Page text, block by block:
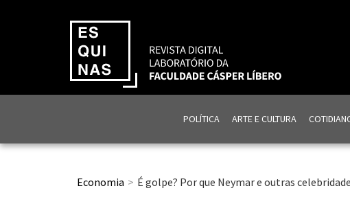
POLÍTICA ARTE E CULTURA
Economia É golpe? Por que Neymar e outras